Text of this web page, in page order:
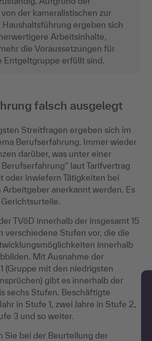
der kameralistischen zur
Haushaltsführung ergeben sich
Arbeitsinhalte,
die Voraussetzungen für
Entgeltgruppe erfüllt sind.
falsch ausgelegt
Streitfragen ergeben sich im
Berufserfahrung. Immer wieder
darüber, was unter einer
laut Tarifvertrag
oder inwiefern Tätigkeiten bei
Arbeitgeber anerkannt werden. Es
TVöD innerhalb der insgesamt 15
verschiedene Stufen vor, die die
innerhalb
Mit Ausnahme der
(Gruppe mit den niedrigsten
gibt es innerhalb der
sechs Stufen. Beschäftigte
in Stufe 1, zwei Jahre in Stufe 2,
3 und so weiter.
Sie bei der Beurteilung der